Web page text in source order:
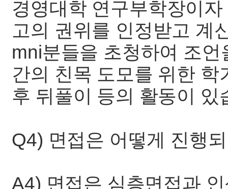
경영대학 연구부학장이
고의 권위를 인정받고 계
mni분들을 초청하여 조
간의 친목 도모를 위한 학
후 뒤풀이 등의 활동이 있
Q4) 면접은 어떻게 진행
A4) 면접은 심층면접과